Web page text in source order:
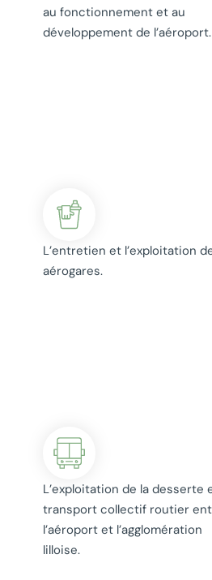
au fonctionnement et au
développement de l’aéroport.
L’entretien et l’exploitation
aérogares.
L’exploitation de la desserte
transport collectif routier
l’aéroport et l’agglomération
lilloise.